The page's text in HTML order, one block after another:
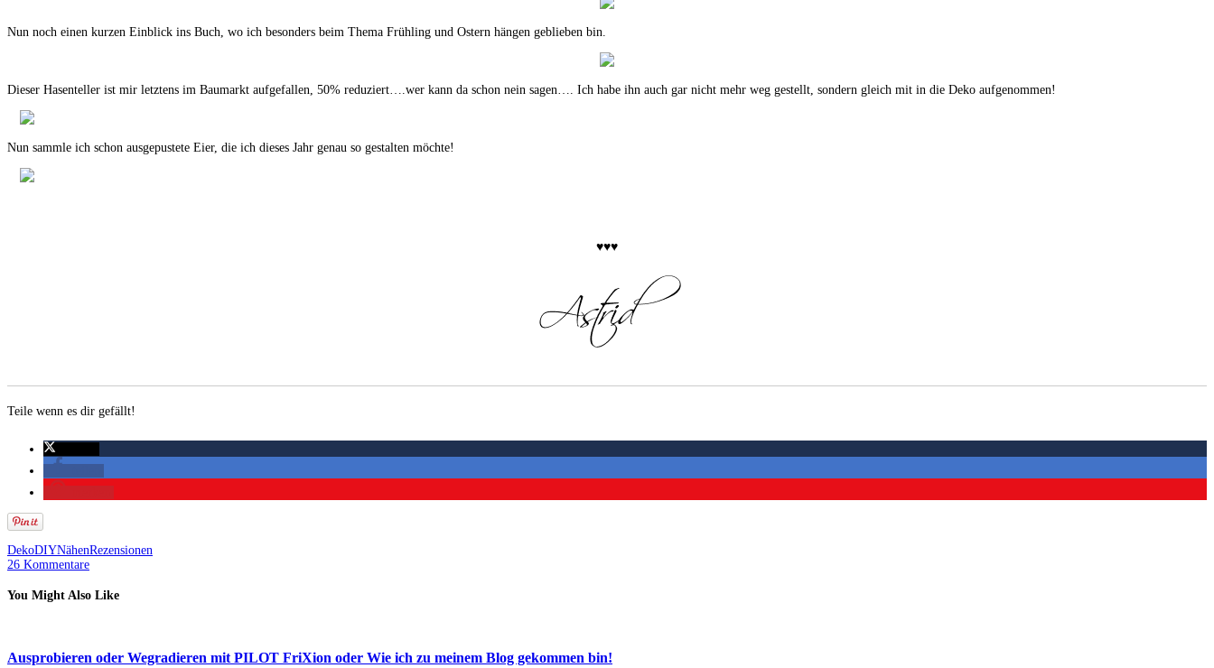
Nun noch einen kurzen Einblick ins Buch, wo ich besonders beim Thema Frühling und Ostern hängen geblieben bin.
Dieser Hasenteller ist mir letztens im Baumarkt aufgefallen, 50% reduziert….wer kann da schon nein sagen…. Ich habe ihn auch gar nicht mehr weg gestellt, sondern gleich mit in die Deko aufgenommen!
Nun sammle ich schon ausgepustete Eier, die ich dieses Jahr genau so gestalten möchte!
♥♥♥
Teile wenn es dir gefällt!
DekoDIYNähenRezensionen
26 Kommentare
You Might Also Like
Ausprobieren oder Wegradieren mit PILOT FriXion oder Wie ich zu meinem Blog gekommen bin!